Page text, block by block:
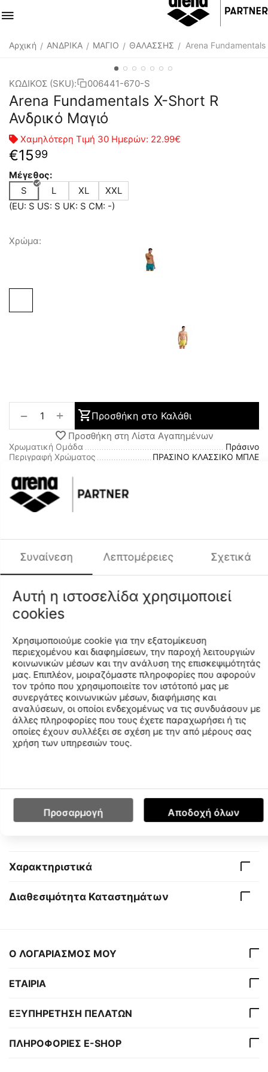
Αρχική / ΑΝΔΡΙΚΑ / ΜΑΓΙΟ / ΘΑΛΑΣΣΗΣ / Arena
ΚΩΔΙΚΟΣ (SKU): 006441-670-S
Arena Fundamentals X-Short R
Ανδρικό Μαγιό
Χαμηλότερη Τιμή 30 Ημερών: 22.99€
€1599
Μέγεθος:
S
L XL
XXL
(EU: S US: S UK: S CM: -)
Χρώμα:
+
− Προσθήκη στο Καλάθι
Προσθήκη στη Λίστα Αγαπημένων
Χρωματική Ομάδα
Πράσινο
Περιγραφή Χρώματος
ΠΡΑΣΙΝΟ ΚΛΑΣΣΙΚΟ ΜΠΛΕ
Φύλο
Περιγραφή
Τα εμπνευσμένα απ’ τον αθλητισμό κι εξαιρετικά άνετα
ανδρικά μαγιό - σορτς για την παραλία της σειράς
«Fundamentals» «γιορτάζουν» το DNA της εταιρείας και
ταυτόχρονα βλέπουν με μία φρέσκια ματιά τα στυλ, που
ξεχώρισαν κι ανήκουν στην ιστορική κληρονομιά της.
Είναι σχεδιασμένα για κολύμπι, αναψυχή κι αθλητικές
δραστηριότητες στην πισίνα ή την παραλία. Το εξαιρετικά
γρήγορα προσφέρει κορυφαία άνεση. Έχει τσέπη στην
πίσω πλευρά κι αυτοκόλλητο κούμπωμα, τύπου Velcro.
Διαθέτει διχτυωτό εσωτερικό σλιπ κι το εσωτερικό
κορδόνι, που ρυθμίζεται και σφίγγει στη μέση κι εγγυάται
άψογη εφαρμογή. Κυκλοφορεί στην αγορά σε διάφορα
φωτεινά χρώματα.
Μήκος πλευράς: 32 εκατοστά.
Το Παγκόσμιο Πρότυπο Ανακύκλωσης είναι ένα διεθνές,
φύλαξης του και τη συμμόρφωση με κοινωνικές και
Χαρακτηριστικά
Διαθεσιμότητα Καταστημάτων
Ο ΛΟΓΑΡΙΑΣΜΟΣ ΜΟΥ
ΕΤΑΙΡΙΑ
ΕΞΥΠΗΡΕΤΗΣΗ ΠΕΛΑΤΩΝ
ΠΛΗΡΟΦΟΡΙΕΣ E-SHOP
Συναίνεση Λεπτομέρειες Σχετικά
Αυτή η ιστοσελίδα χρησιμοποιεί
cookies
Χρησιμοποιούμε cookie για την εξατομίκευση
περιεχομένου και διαφημίσεων, την παροχή λειτουργιών
κοινωνικών μέσων και την ανάλυση της επισκεψιμότητάς
μας. Επιπλέον, μοιραζόμαστε πληροφορίες που αφορούν
τον τρόπο που χρησιμοποιείτε τον ιστότοπό μας με
συνεργάτες κοινωνικών μέσων, διαφήμισης και
αναλύσεων, οι οποίοι ενδεχομένως να τις συνδυάσουν με
άλλες πληροφορίες που τους έχετε παραχωρήσει ή τις
οποίες έχουν συλλέξει σε σχέση με την από μέρους σας
χρήση των υπηρεσιών τους.
Προσαρμογή Αποδοχή όλων